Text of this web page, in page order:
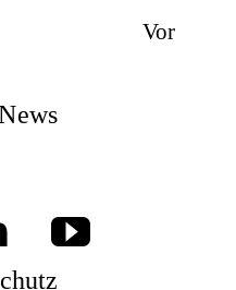
Vor